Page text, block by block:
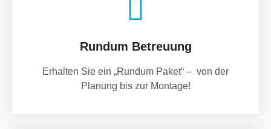
Rundum Betreuung
Erhalten Sie ein „Rundum Paket“ – von der
Planung bis zur Montage!